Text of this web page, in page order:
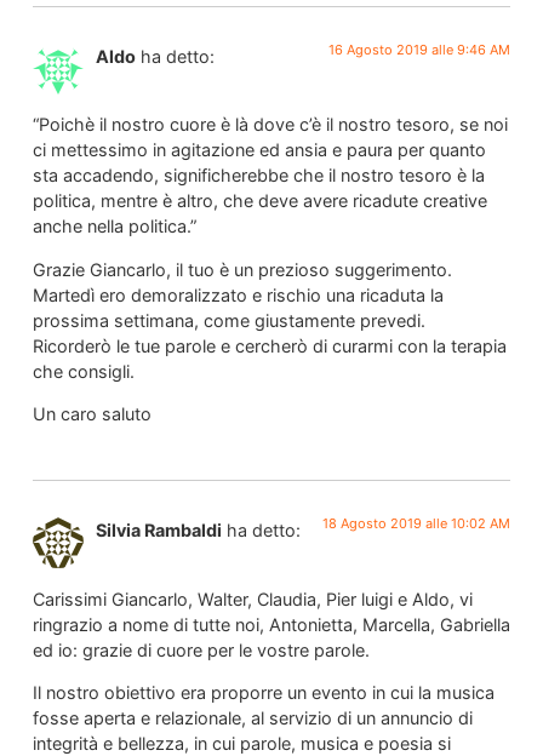
Aldo ha detto: 16 Agosto 2019 alle 9:46 AM
“Poichè il nostro cuore è là dove c’è il nostro tesoro, se noi
ci mettessimo in agitazione ed ansia e paura per quanto
sta accadendo, significherebbe che il nostro tesoro è la
politica, mentre è altro, che deve avere ricadute creative
anche nella politica.”
Grazie Giancarlo, il tuo è un prezioso suggerimento.
Martedì ero demoralizzato e rischio una ricaduta la
prossima settimana, come giustamente prevedi.
Ricorderò le tue parole e cercherò di curarmi con la terapia
che consigli.
Un caro saluto
Silvia Rambaldi ha detto: 18 Agosto 2019 alle 10:02 AM
Carissimi Giancarlo, Walter, Claudia, Pier luigi e Aldo, vi
ringrazio a nome di tutte noi, Antonietta, Marcella, Gabriella
ed io: grazie di cuore per le vostre parole.
Il nostro obiettivo era proporre un evento in cui la musica
fosse aperta e relazionale, al servizio di un annuncio di
integrità e bellezza, in cui parole, musica e poesia si